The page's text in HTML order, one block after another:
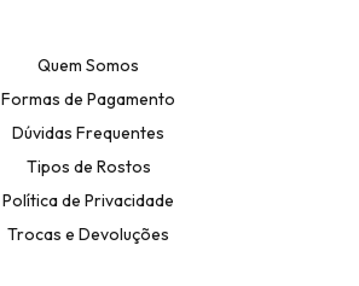
Quem Somos
Formas de Pagamento
Dúvidas Frequentes
Tipos de Rostos
Política de Privacidade
Trocas e Devoluções